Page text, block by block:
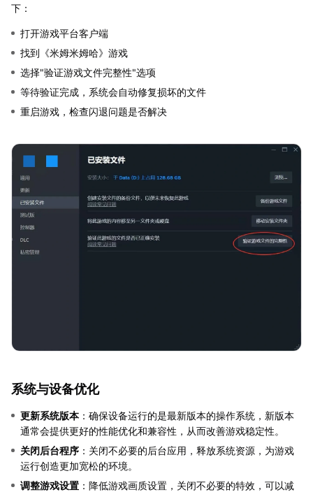
下：
打开游戏平台客户端
找到《米姆米姆哈》游戏
选择"验证游戏文件完整性"选项
等待验证完成，系统会自动修复损坏的文件
重启游戏，检查闪退问题是否解决
系统与设备优化
更新系统版本：确保设备运行的是最新版本的操作系统，新版本
通常会提供更好的性能优化和兼容性，从而改善游戏稳定性。
关闭后台程序 ：关闭不必要的后台应用，释放系统资源，为游戏
运行创造更加宽松的环境。
调整游戏设置 ：降低游戏画质设置，关闭不必要的特效，可以减